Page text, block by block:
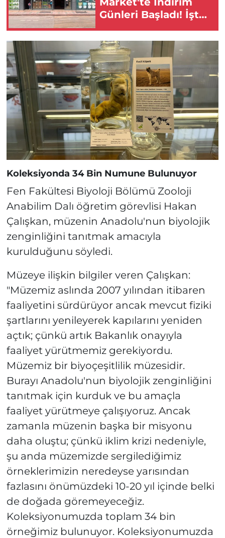
Günleri Başladı! İşte
Koleksiyonda 34 Bin Numune Bulunuyor
Fen Fakültesi Biyoloji Bölümü Zooloji
Anabilim Dalı öğretim görevlisi Hakan
Çalışkan, müzenin Anadolu'nun biyolojik
zenginliğini tanıtmak amacıyla
kurulduğunu söyledi.
Müzeye ilişkin bilgiler veren Çalışkan:
"Müzemiz aslında 2007 yılından itibaren
faaliyetini sürdürüyor ancak mevcut fiziki
şartlarını yenileyerek kapılarını yeniden
açtık; çünkü artık Bakanlık onayıyla
faaliyet yürütmemiz gerekiyordu.
Müzemiz bir biyoçeşitlilik müzesidir.
Burayı Anadolu'nun biyolojik zenginliğini
tanıtmak için kurduk ve bu amaçla
faaliyet yürütmeye çalışıyoruz. Ancak
zamanla müzenin başka bir misyonu
daha oluştu; çünkü iklim krizi nedeniyle,
şu anda müzemizde sergilediğimiz
örneklerimizin neredeyse yarısından
fazlasını önümüzdeki 10-20 yıl içinde belki
de doğada göremeyeceğiz.
Koleksiyonumuzda toplam 34 bin
örneğimiz bulunuyor. Koleksiyonumuzda